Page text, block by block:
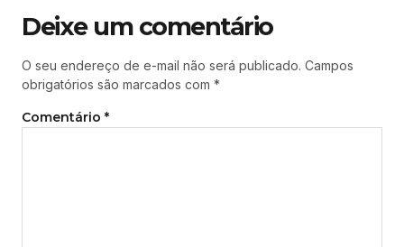
Deixe um comentário
O seu endereço de e-mail não será publicado. Campos
obrigatórios são marcados com *
Comentário *